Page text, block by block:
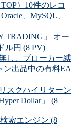
）10件のレコ
、MySQL、
TRADING」 オー
ル円 (8 PV)
し、ブローカー縛
ン出品中の有料EA
スクハイリターン
Dollar」 (8
索エンジン (8